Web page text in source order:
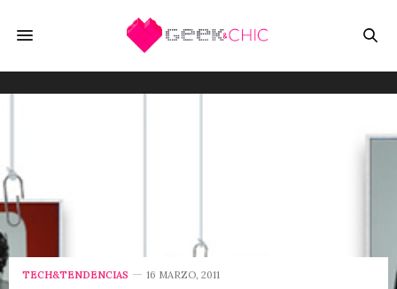
TECH&TENDENCIAS 16 MARZO, 2011